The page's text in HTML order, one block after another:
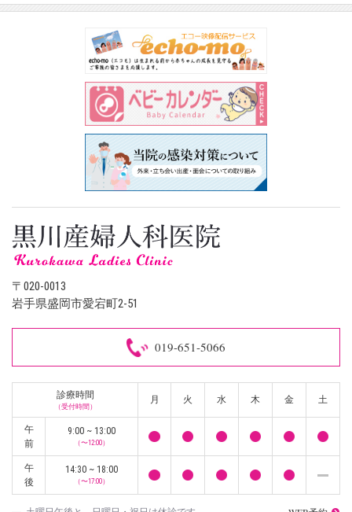
〒020-0013
岩手県盛岡市愛宕町2-51
019-651-5066
診療時間
（受付時間）
月 火 水 木 金 土
午
前
9:00 ~ 13:00
（〜12:00）
午
後
14:30 ~ 18:00
（〜17:00）